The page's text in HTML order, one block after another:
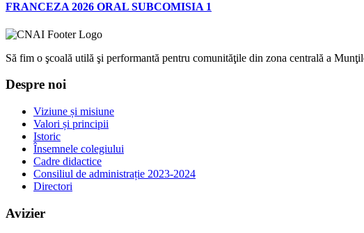
FRANCEZA 2026 ORAL SUBCOMISIA 1
Să fim o şcoală utilă şi performantă pentru comunităţile din zona centrală a
Despre noi
Viziune și misiune
Valori și principii
Istoric
Însemnele colegiului
Cadre didactice
Consiliul de administrație 2023-2024
Directori
Avizier